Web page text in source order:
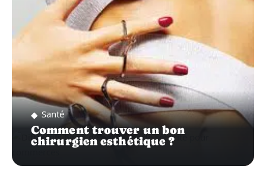
Santé
Comment trouver un bon
chirurgien esthétique ?